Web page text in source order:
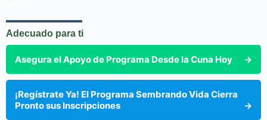
Adecuado para ti
Asegura el Apoyo de Programa Desde la Cuna Hoy →
¡Regístrate Ya! El Programa Sembrando Vida Cierra
Pronto sus Inscripciones
→